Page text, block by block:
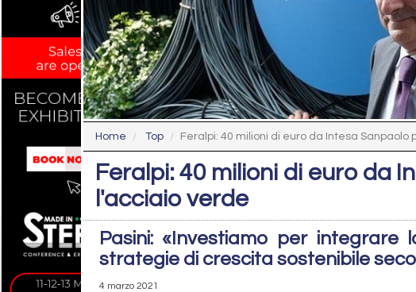
Home Top Feralpi: 40 milioni di euro da Intesa Sanpaolo
Feralpi: 40 milioni di euro da
l'acciaio verde
Pasini: «Investiamo per integrare
strategie di crescita sostenibile
4 marzo 2021